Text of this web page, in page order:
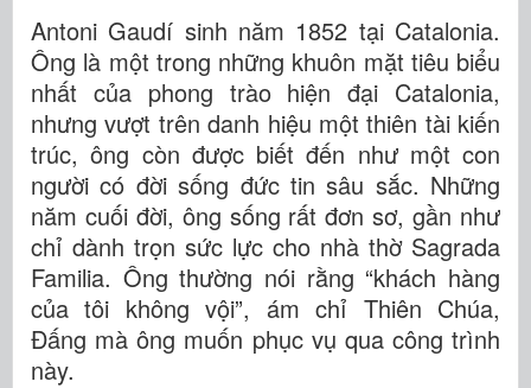
Antoni Gaudí sinh năm 1852 tại Catalonia.
Ông là một trong những khuôn mặt tiêu biểu
nhất của phong trào hiện đại Catalonia,
nhưng vượt trên danh hiệu một thiên tài kiến
trúc, ông còn được biết đến như một con
người có đời sống đức tin sâu sắc. Những
năm cuối đời, ông sống rất đơn sơ, gần như
chỉ dành trọn sức lực cho nhà thờ Sagrada
Familia. Ông thường nói rằng “khách hàng
của tôi không vội”, ám chỉ Thiên Chúa,
Đấng mà ông muốn phục vụ qua công trình
này.